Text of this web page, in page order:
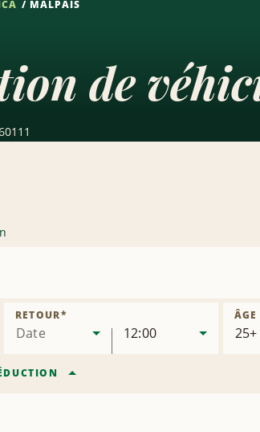
MALPAÍS
de
Date
RETOUR*
12:00